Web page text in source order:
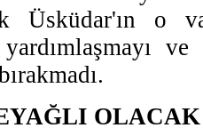
Üsküdar'ın o
OLACAK